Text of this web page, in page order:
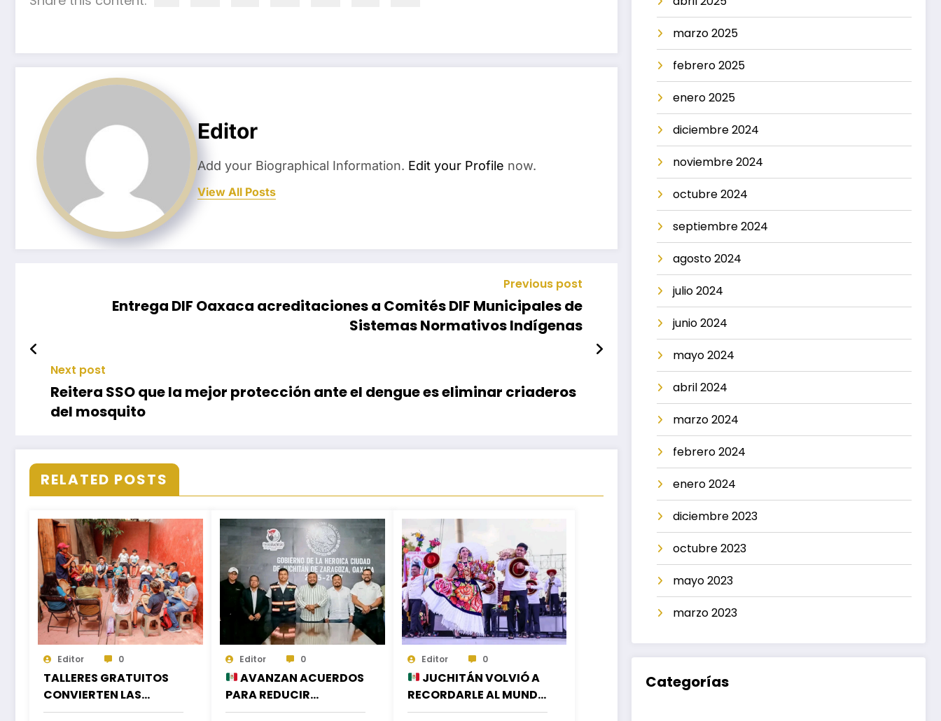
Editor
Add your Biographical Information. Edit your Profile now.
View All Posts
Previous post
Entrega DIF Oaxaca acreditaciones a Comités DIF Municipales de
Sistemas Normativos Indígenas
Next post
Reitera SSO que la mejor protección ante el dengue es eliminar criaderos
del mosquito
RELATED POSTS
Editor 0
TALLERES GRATUITOS
CONVIERTEN LAS
VACACIONES EN
Editor 0
AVANZAN ACUERDOS
PARA REDUCIR
APAGONES Y MEJORAR
Editor 0
JUCHITÁN VOLVIÓ A
RECORDARLE AL MUNDO
LA GRANDEZA DE SU
marzo 2025
febrero 2025
enero 2025
diciembre 2024
noviembre 2024
octubre 2024
septiembre 2024
agosto 2024
julio 2024
junio 2024
mayo 2024
abril 2024
marzo 2024
febrero 2024
enero 2024
diciembre 2023
octubre 2023
mayo 2023
marzo 2023
Categorías